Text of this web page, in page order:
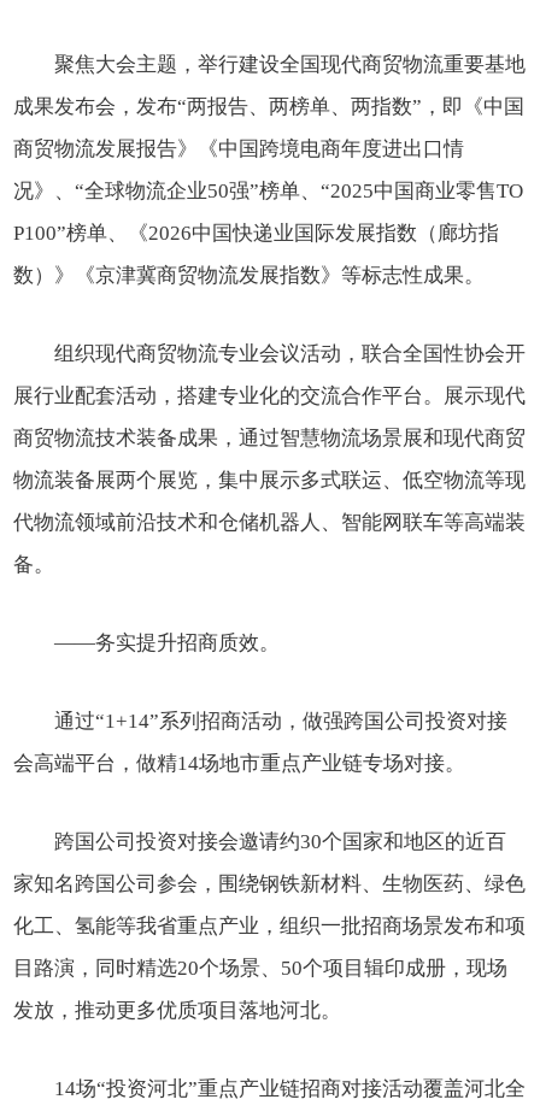
聚焦大会主题，举行建设全国现代商贸物流重要基地
成果发布会，发布“两报告、两榜单、两指数”，即《中国
商贸物流发展报告》《中国跨境电商年度进出口情
况》、“全球物流企业50强”榜单、“2025中国商业零售TO
P100”榜单、《2026中国快递业国际发展指数（廊坊指
数）》《京津冀商贸物流发展指数》等标志性成果。
组织现代商贸物流专业会议活动，联合全国性协会开
展行业配套活动，搭建专业化的交流合作平台。展示现代
商贸物流技术装备成果，通过智慧物流场景展和现代商贸
物流装备展两个展览，集中展示多式联运、低空物流等现
代物流领域前沿技术和仓储机器人、智能网联车等高端装
备。
——务实提升招商质效。
通过“1+14”系列招商活动，做强跨国公司投资对接
会高端平台，做精14场地市重点产业链专场对接。
跨国公司投资对接会邀请约30个国家和地区的近百
家知名跨国公司参会，围绕钢铁新材料、生物医药、绿色
化工、氢能等我省重点产业，组织一批招商场景发布和项
目路演，同时精选20个场景、50个项目辑印成册，现场
发放，推动更多优质项目落地河北。
14场“投资河北”重点产业链招商对接活动覆盖河北全